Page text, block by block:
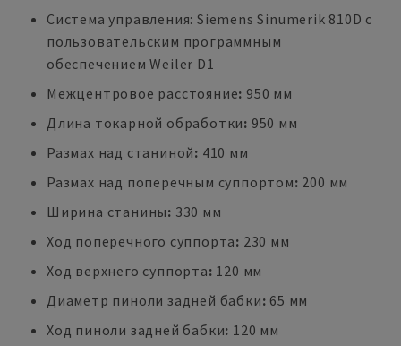
Система управления: Siemens Sinumerik 810D с
пользовательским программным
обеспечением Weiler D1
Межцентровое расстояние: 950 мм
Длина токарной обработки: 950 мм
Размах над станиной: 410 мм
Размах над поперечным суппортом: 200 мм
Ширина станины: 330 мм
Ход поперечного суппорта: 230 мм
Ход верхнего суппорта: 120 мм
Диаметр пиноли задней бабки: 65 мм
Ход пиноли задней бабки: 120 мм